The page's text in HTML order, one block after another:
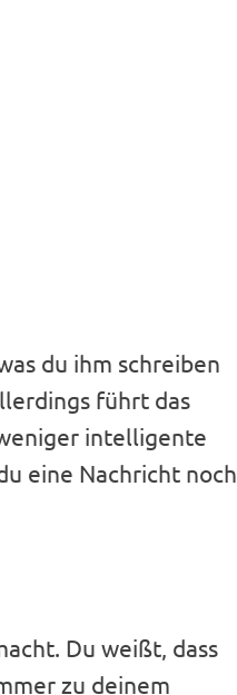
du ihm schreiben
führt das
intelligente
eine Nachricht noch
Du weißt, dass
zu deinem